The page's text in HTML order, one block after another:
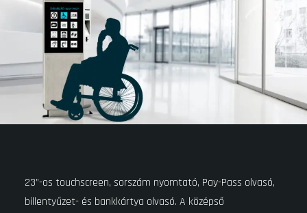
23”-os touchscreen, sorszám nyomtató, Pay-Pass olvasó,
billentyűzet- és bankkártya olvasó. A középső